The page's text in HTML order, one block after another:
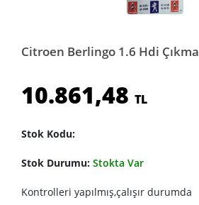
Citroen Berlingo 1.6 Hdi
10.861,48 TL
Stok Kodu:
Stok Durumu: Stokta Var
Kontrolleri yapılmış,çalışır durumda